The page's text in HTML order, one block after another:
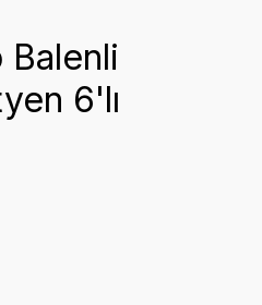
Balenli
6'lı